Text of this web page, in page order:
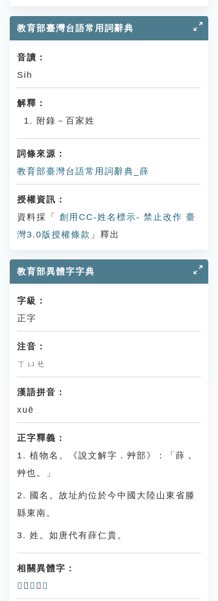
教育部臺灣台語常用詞辭典
音讀：
Sih
解釋：
附錄－百家姓
詞條來源：
教育部臺灣台語常用詞辭典_薛
授權資訊：
資料採「
創用CC-姓名標示- 禁止改作 臺
灣3.0版授權條款 」釋出
教育部異體字字典
字級：
正字
注音：
ㄒㄩㄝ
漢語拼音：
xuē
正字釋義：
1. 植物名。《說文解字．艸部》：「薛，
艸也。」
2. 國名。故址約位於今中國大陸山東省滕
縣東南。
3. 姓。如唐代有薛仁貴。
相關異體字：
𦵮 、 𧀼 、 辥